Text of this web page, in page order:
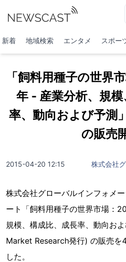
新着 地域検索 エンタメ スポー
「飼料用種子の世
年 - 産業分析、規
率、動向および予測
の販売
2015-04-20 12:15 株式会社
株式会社グローバルインフォメ
ート「飼料用種子の世界市場：
規模、構成比、成長率、動向お
Market Research発行) の販売を
した。